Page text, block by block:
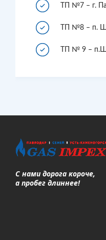
ТП №7 – г.
ТП №8 – п.
ТП № 9 –
С нами дорога короче,
а пробег длиннее!